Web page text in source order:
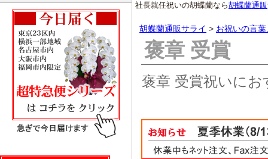
社長就任祝いの胡蝶蘭なら胡蝶蘭通販
胡蝶蘭通販サライ > お祝いの言
褒章 受賞
褒章 受賞祝いに